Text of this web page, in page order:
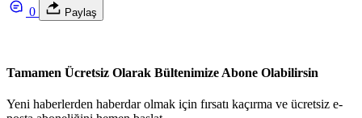
0 Paylaş
Tamamen Ücretsiz Olarak Bültenimize Abone Olabilirsin
Yeni haberlerden haberdar olmak için fırsatı kaçırma ve ücretsiz e-